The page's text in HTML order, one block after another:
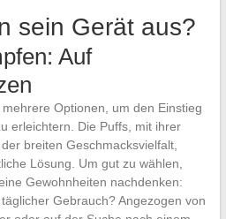
sein Gerät aus?
Auf
Optionen, um den Einstieg
erleichtern. Die Puffs, mit ihrer
breiten Geschmacksvielfalt,
Lösung. Um gut zu wählen,
Gewohnheiten nachdenken:
Gebrauch? Angezogen von